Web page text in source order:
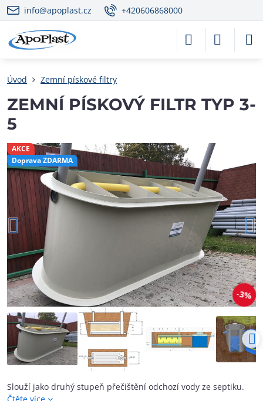
info@apoplast.cz +420606868000
AKCE
Doprava ZDARMA
3%
Úvod Zemní pískové filtry
ZEMNÍ PÍSKOVÝ FILTR TYP 3-
5
Slouží jako druhý stupeň přečištění odchozí vody ze septiku.